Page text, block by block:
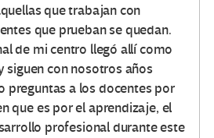
que trabajan con
que prueban se quedan.
de mi centro llegó allí como
siguen con nosotros años
preguntas a los docentes por
que es por el aprendizaje, el
profesional durante este